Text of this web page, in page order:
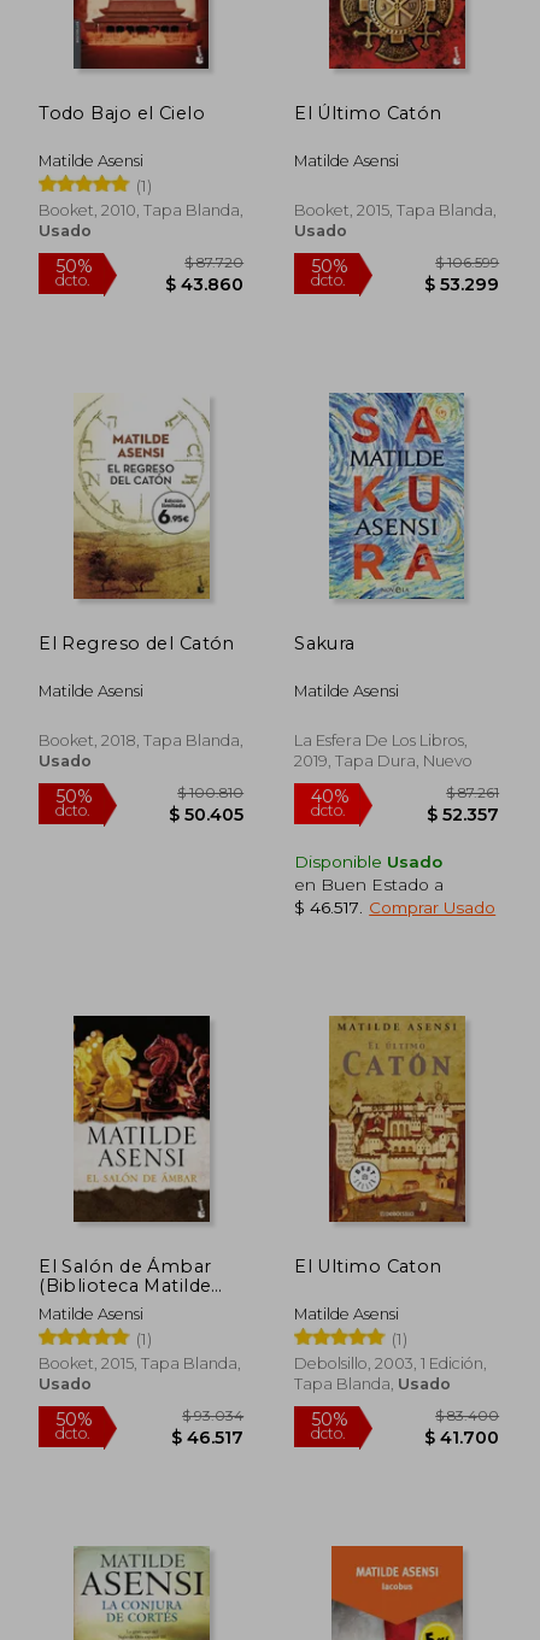
50% $ 84.394 40%
Todo Bajo el Cielo
Matilde Asensi
(1)
Booket, 2010, Tapa Blanda,
Usado
50%
dcto. $ 43.860
El Último Catón
Matilde Asensi
Booket, 2015, Tapa Blanda,
Usado
50%
dcto.
El Regreso del Catón
Matilde Asensi
Booket, 2018, Tapa Blanda,
Usado
Sakura
Matilde Asensi
La Esfera De Los Libros,
2019, Tapa Dura, Nuevo
Disponible Usado
en Buen Estado a
$ 46.517
Comprar Usado
El Salón de Ámbar
(Biblioteca Matilde
Asensi)
Matilde Asensi
(1)
Booket, 2015, Tapa Blanda,
Usado
El Ultimo Caton
Matilde Asensi
(1)
Debolsillo, 2003, 1 Edición,
Tapa Blanda, Usado